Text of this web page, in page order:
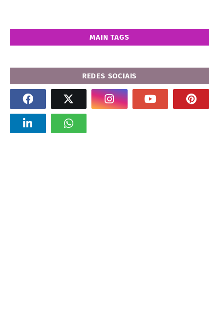
MAIN TAGS
REDES SOCIAIS